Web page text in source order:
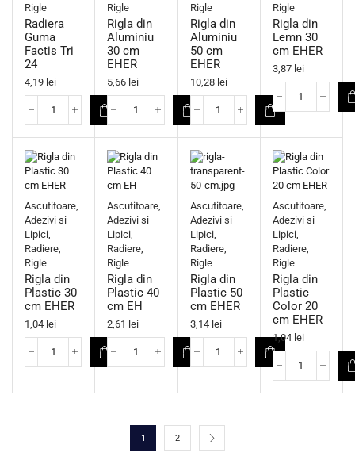
Rigle
Radiera
Guma
Factis Tri
24
4,19 lei
Rigle
Rigla din
Aluminiu
30 cm
EHER
5,66 lei
Rigle
Rigla din
Aluminiu
50 cm
EHER
10,28 lei
Rigle
Rigla din
Lemn 30
cm EHER
3,87 lei
Ascutitoare,
Adezivi si
Lipici,
Radiere,
Rigle
Rigla din
Plastic 30
cm EHER
1,04 lei
Ascutitoare,
Adezivi si
Lipici,
Radiere,
Rigle
Rigla din
Plastic 40
cm EH
2,61 lei
Ascutitoare,
Adezivi si
Lipici,
Radiere,
Rigle
Rigla din
Plastic 50
cm EHER
3,14 lei
Ascutitoare,
Adezivi si
Lipici,
Radiere,
Rigle
Rigla din
Plastic
Color 20
cm EHER
1,04 lei
1 2